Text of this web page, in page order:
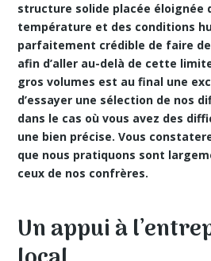
structure solide placée éloignée
température et des conditions
parfaitement crédible de faire
afin d’aller au-delà de cette
gros volumes est au final une
d’essayer une sélection de nos
dans le cas où vous avez des
une bien précise. Vous
que nous pratiquons sont
ceux de nos confrères.
Un appui à